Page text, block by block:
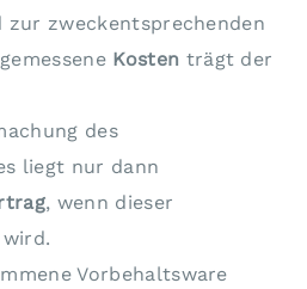
zur zweckentsprechenden
Kosten trägt der
des
liegt nur dann
, wenn dieser
Vorbehaltsware